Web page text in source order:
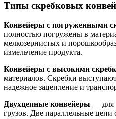
Типы скребковых
Конвейеры с погруженными
полностью погружены в
мелкозернистых и
измельчение продукта.
Конвейеры с высокими
материалов. Скребки
надежное зацепление и
Двухцепные конвейеры — для
грузов. Две параллельные